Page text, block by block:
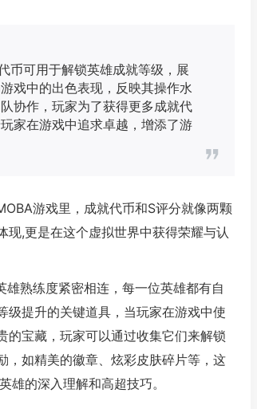
币可用于解锁英雄成就等级，展
戏中的出色表现，反映其操作水
协作，玩家为了获得更多成就代
家在游戏中追求卓越，增添了游
游戏里，成就代币和S评分就像两颗
,更是在这个虚拟世界中获得荣耀与认
熟练度紧密相连，每一位英雄都有自
级提升的关键道具，当玩家在游戏中使
的宝藏，玩家可以通过收集它们来解锁
，如精美的徽章、炫彩皮肤碎片等，这
雄的深入理解和高超技巧。